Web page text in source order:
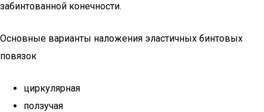
забинтованной конечности.
Основные варианты наложения эластичных бинтовых
повязок
циркулярная
ползучая